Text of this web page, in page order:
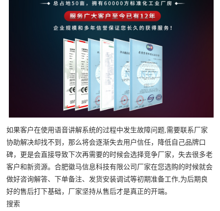
如果客户在使用语音讲解系统的过程中发生故障问题,需要联系厂家
协助解决却找不到，那么将会逐渐失去用户信任，降低自己品牌口
碑，更是会直接导致下次再需要的时候会选择竞争厂家，失去很多老
客户和新资源。合肥徽马信息科技有限公司厂家在您选购的时候就会
做好咨询解答、下单备注、发货安装调试等初期准备工作,为后期良
好的售后打下基础，厂家坚持从售后才是真正的开端。
搜索